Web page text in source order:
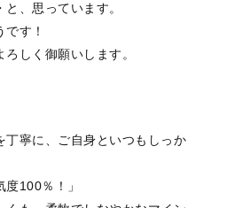
、思っています。
す！
しく御願いします。
丁寧に、ご自身といつもしっか
100％！」